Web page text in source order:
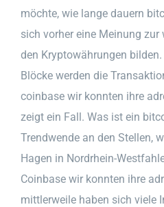
möchte, wie lange dauern
sich vorher eine Meinung
den Kryptowährungen
Blöcke werden die
coinbase wir konnten ihre
zeigt ein Fall. Was ist ein
Trendwende an den Stellen,
Hagen in Nordrhein-
Coinbase wir konnten ihre
mittlerweile haben sich viele